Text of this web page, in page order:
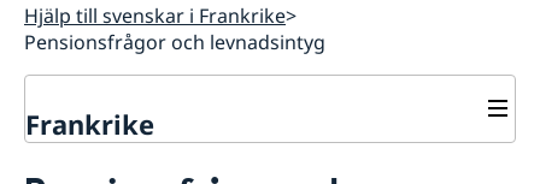
Hjälp till svenskar i Frankrike
Pensionsfrågor och levnadsintyg
Frankrike